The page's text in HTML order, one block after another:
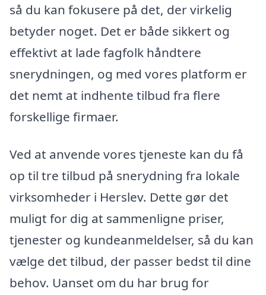
så du kan fokusere på det, der virkelig
betyder noget. Det er både sikkert og
effektivt at lade fagfolk håndtere
snerydningen, og med vores platform er
det nemt at indhente tilbud fra flere
forskellige firmaer.
Ved at anvende vores tjeneste kan du få
op til tre tilbud på snerydning fra lokale
virksomheder i Herslev. Dette gør det
muligt for dig at sammenligne priser,
tjenester og kundeanmeldelser, så du kan
vælge det tilbud, der passer bedst til dine
behov. Uanset om du har brug for